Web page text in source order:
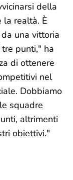
della
la realtà. È
una vittoria
punti," ha
di ottenere
nel
Dobbiamo
squadre
altrimenti
obiettivi."